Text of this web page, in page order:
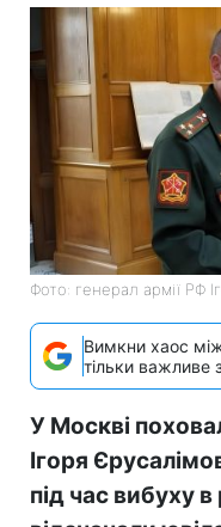
Фото: генерал армії РФ
Вимкни хаос
тільки важливе
У Москві
Ігоря
під час вибуху